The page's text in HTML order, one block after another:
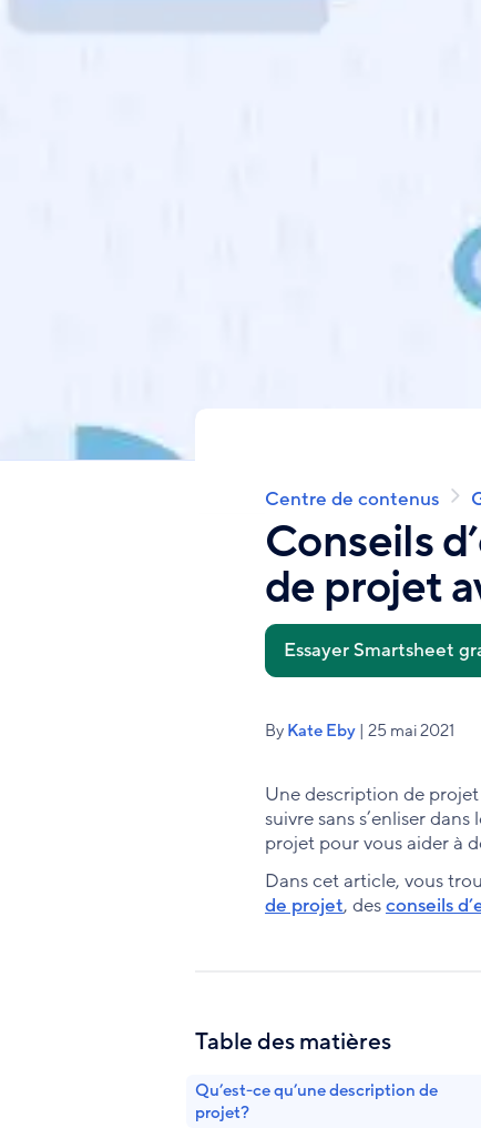
Fil
d'Ariane
Centre de contenus
Conseils
de projet
Essayer Smartsheet
By Kate Eby| 25 mai 2021
Une description de
suivre sans s’enliser
projet pour vous aider à
Dans cet article, vous
de projet, desconseils
Table des matières
Qu’est-ce qu’une description de
projet?